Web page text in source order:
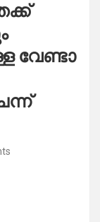
വേണ്ടാ